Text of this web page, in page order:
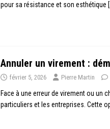
pour sa résistance et son esthétique
Annuler un virement :
février 5, 2026 Pierre Martin
Face à une erreur de virement ou un
particuliers et les entreprises. Cette